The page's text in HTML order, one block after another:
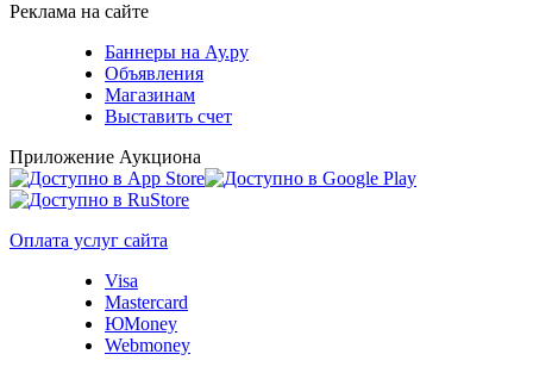
Реклама на сайте
Баннеры на Ау.ру
Объявления
Магазинам
Выставить счет
Приложение Аукциона
Оплата услуг сайта
Visa
Mastercard
ЮMoney
Webmoney